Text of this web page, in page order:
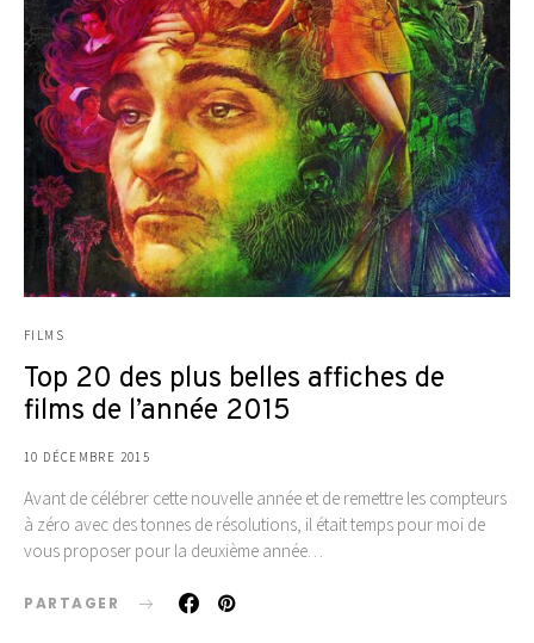
FILMS
Top 20 des plus belles affiches de
films de l’année 2015
10 DÉCEMBRE 2015
Avant de célébrer cette nouvelle année et de remettre les compteurs
à zéro avec des tonnes de résolutions, il était temps pour moi de
vous proposer pour la deuxième année…
PARTAGER